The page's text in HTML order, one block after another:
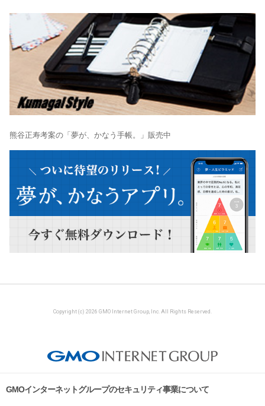
熊谷正寿考案の「夢が、かなう手帳。」販売中
Copyright (c) 2026 GMO Internet Group, Inc. All Rights Reserved.
GMOインターネットグループのセキュリティ事業について